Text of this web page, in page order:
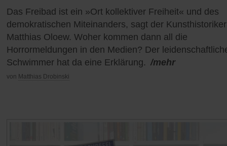
Das Freibad ist ein »Ort kollektiver Freiheit« und des
demokratischen Miteinanders, sagt der Kunsthistoriker
Matthias Oloew. Woher kommen dann all die
Horrormeldungen in den Medien? Der
Schwimmer hat da eine Erklärung. /mehr
von Matthias Drobinski